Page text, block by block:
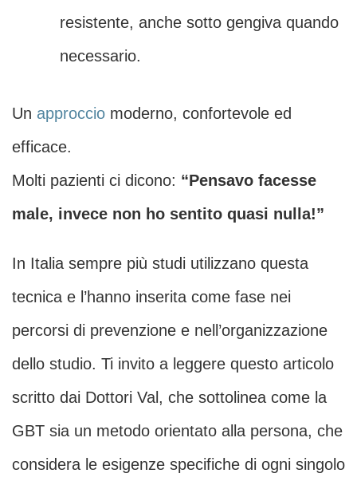
resistente, anche sotto gengiva quando
necessario.
Un approccio moderno, confortevole ed
efficace.
Molti pazienti ci dicono: “Pensavo facesse
male, invece non ho sentito quasi nulla!”
In Italia sempre più studi utilizzano questa
tecnica e l’hanno inserita come fase nei
percorsi di prevenzione e nell’organizzazione
dello studio. Ti invito a leggere questo articolo
scritto dai Dottori Val, che sottolinea come la
GBT sia un metodo orientato alla persona, che
considera le esigenze specifiche di ogni singolo